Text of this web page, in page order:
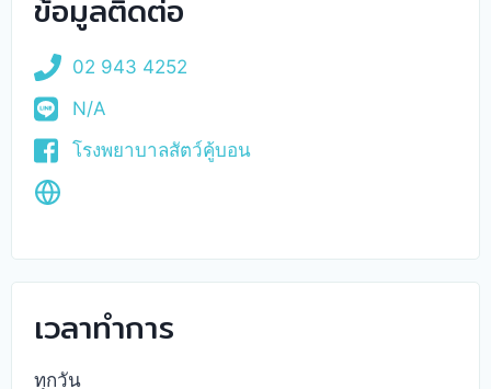
ข้อมูลติดต่อ
02 943 4252
N/A
โรงพยาบาลสัตว์คู้บอน
เวลาทำการ
ทุกวัน